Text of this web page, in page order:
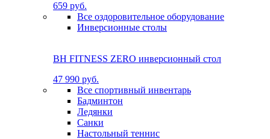
659 руб.
Все оздоровительное оборудование
Инверсионные столы
BH FITNESS ZERO инверсионный стол
47 990 руб.
Все спортивный инвентарь
Бадминтон
Ледянки
Санки
Настольный теннис